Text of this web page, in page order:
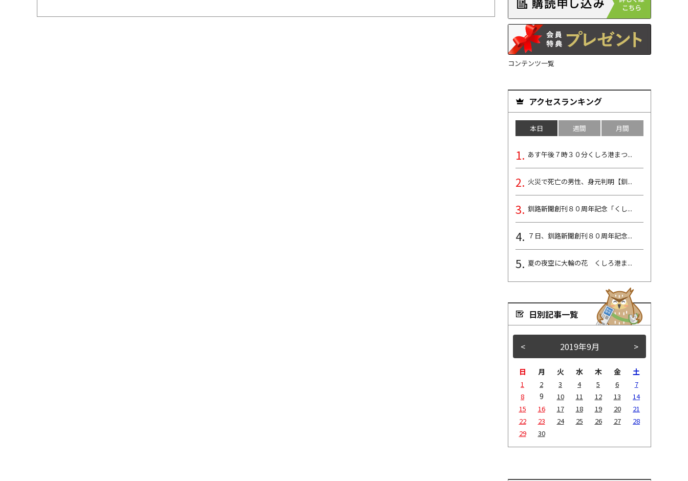
コンテンツ一覧
アクセスランキング
本日 週間 月間
あす午後７時３０分くしろ港まつ...
火災で死亡の男性、身元判明【釧...
釧路新聞創刊８０周年記念「くし...
７日、釧路新聞創刊８０周年記念...
夏の夜空に大輪の花 くしろ港ま...
日別記事一覧
< >
2019年9月
日 月 火 水 木 金 土
1 2 3 4 5 6
7
8
9 10 11 12 13
14
15
16 17 18 19 20
21
22
23 24 25 26 27
28
29
30